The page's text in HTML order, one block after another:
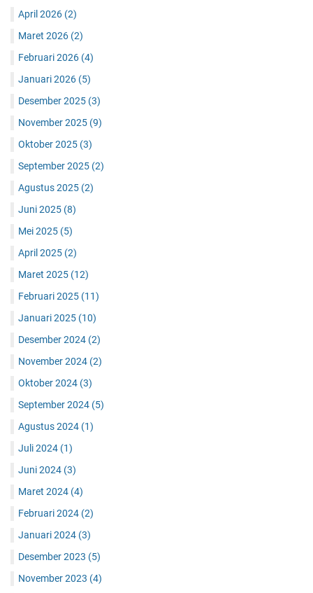
April 2026 (2)
Maret 2026 (2)
Februari 2026 (4)
Januari 2026 (5)
Desember 2025 (3)
November 2025 (9)
Oktober 2025 (3)
September 2025 (2)
Agustus 2025 (2)
Juni 2025 (8)
Mei 2025 (5)
April 2025 (2)
Maret 2025 (12)
Februari 2025 (11)
Januari 2025 (10)
Desember 2024 (2)
November 2024 (2)
Oktober 2024 (3)
September 2024 (5)
Agustus 2024 (1)
Juli 2024 (1)
Juni 2024 (3)
Maret 2024 (4)
Februari 2024 (2)
Januari 2024 (3)
Desember 2023 (5)
November 2023 (4)